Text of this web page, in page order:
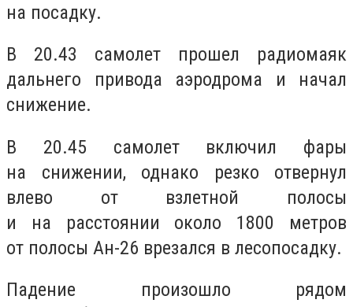
на посадку.
В 20.43 самолет прошел радиомаяк
дальнего привода аэродрома и начал
снижение.
В 20.45 самолет включил фары
на снижении, однако резко отвернул
влево от взлетной полосы
и на расстоянии около 1800 метров
от полосы Ан-26 врезался в лесопосадку.
Падение произошло рядом